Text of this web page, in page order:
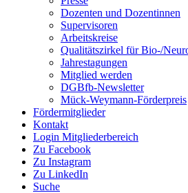
Dozenten und Dozentinnen
Supervisoren
Arbeitskreise
Qualitätszirkel für Bio-/
Jahrestagungen
Mitglied werden
DGBfb-Newsletter
Mück-Weymann-Förderpreis
Fördermitglieder
Kontakt
Login Mitgliederbereich
Zu Facebook
Zu Instagram
Zu LinkedIn
Suche